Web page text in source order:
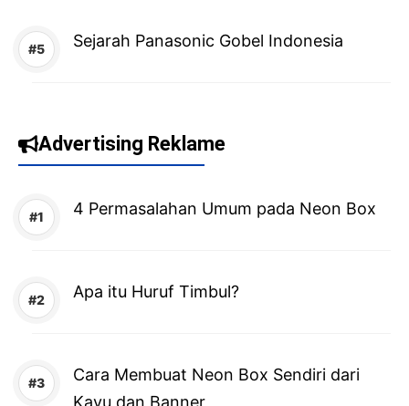
Sejarah Panasonic Gobel Indonesia
Advertising Reklame
4 Permasalahan Umum pada Neon Box
Apa itu Huruf Timbul?
Cara Membuat Neon Box Sendiri dari
Kayu dan Banner